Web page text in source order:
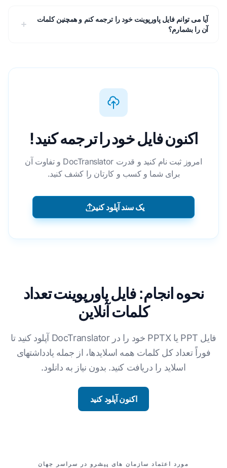
آیا می توانم فایل پاورپوینت خود را ترجمه کنم و همچنین کلمات
آن را بشمارم؟
اکنون فایل خود را ترجمه کنید!
امروز ثبت نام کنید و قدرت DocTranslator و تفاوت آن
برای شما و کسب و کارتان را کشف کنید.
یک سند آپلود کنید
نحوه انجام: فایل پاورپوینت تعداد
کلمات آنلاین
فایل PPT یا PPTX خود را در DocTranslator آپلود کنید تا
فوراً تعداد کل کلمات همه اسلایدها، از جمله یادداشتهای
اسلاید را دریافت کنید. بدون نیاز به دانلود.
اکنون آپلود کنید
مورد اعتماد سازمان های پیشرو در سراسر جهان